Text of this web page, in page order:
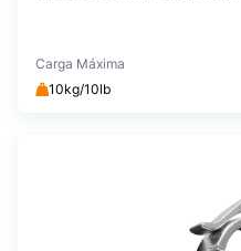
Carga Máxima
10kg/10lb